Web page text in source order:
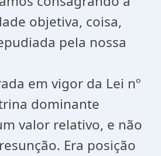
objetiva, coisa,
pela nossa
em vigor da Lei nº
dominante
valor relativo, e não
Era posição